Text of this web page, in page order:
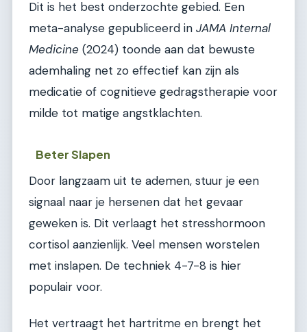
Dit is het best onderzochte gebied. Een
meta-analyse gepubliceerd in JAMA Internal
Medicine (2024) toonde aan dat bewuste
ademhaling net zo effectief kan zijn als
medicatie of cognitieve gedragstherapie voor
milde tot matige angstklachten.
Beter Slapen
Door langzaam uit te ademen, stuur je een
signaal naar je hersenen dat het gevaar
geweken is. Dit verlaagt het stresshormoon
cortisol aanzienlijk. Veel mensen worstelen
met inslapen. De techniek 4-7-8 is hier
populair voor.
Het vertraagt het hartritme en brengt het